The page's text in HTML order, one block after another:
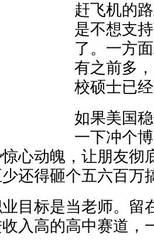
赶飞机的
是不想支
了。一方
有之前多
校硕士已
如果美国
一下冲个
心动魄，让朋友彻
还得砸个五六百
目标是当老师。留
入高的高中赛道，